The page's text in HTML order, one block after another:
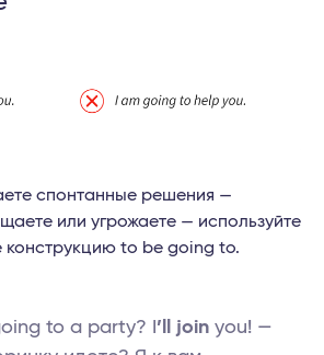
спонтанные решения —
или угрожаете — используйте
конструкцию to be going to.
to a party? I ’ll join you! —